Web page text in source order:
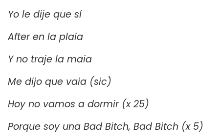
Yo le dije que sí
After en la plaia
Y no traje la maia
Me dijo que vaia (sic)
Hoy no vamos a dormir (x 25)
Porque soy una Bad Bitch, Bad Bitch (x 5)